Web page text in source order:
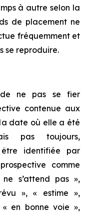
à autre selon la
de placement ne
fréquemment et
se reproduire.
de ne pas se fier
contenue aux
la date où elle a été
pas toujours,
être identifiée par
comme
s’attend pas »,
», « estime »,
« en bonne voie »,